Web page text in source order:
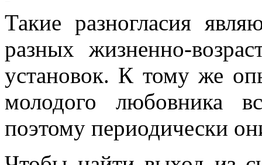
Такие разногласия
разных жизненно-
установок. К тому же
молодого любовника
поэтому периодически